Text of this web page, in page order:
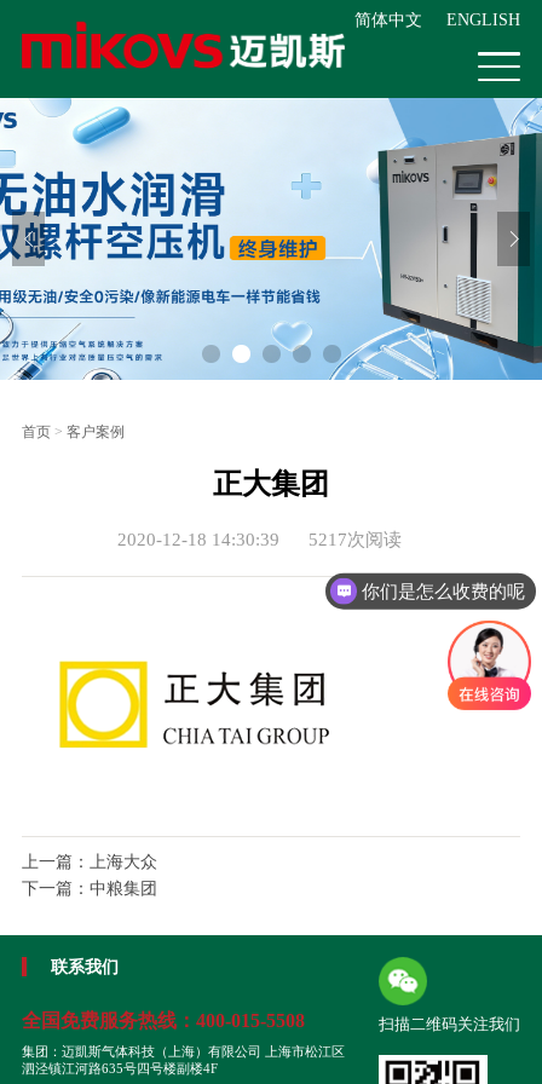
简体中文 ENGLISH
首页> 客户案例
正大集团
2020-12-18 14:30:39 5217次阅读
上一篇： 上海大众
下一篇： 中粮集团
联系我们
全国免费服务热线： 400-015-5508
集团：迈凱斯气体科技（上海）有限公司 上海市松江区
泗泾镇江河路635号四号楼副楼4F
扫描二维码关注我们
你们是怎么收费的呢